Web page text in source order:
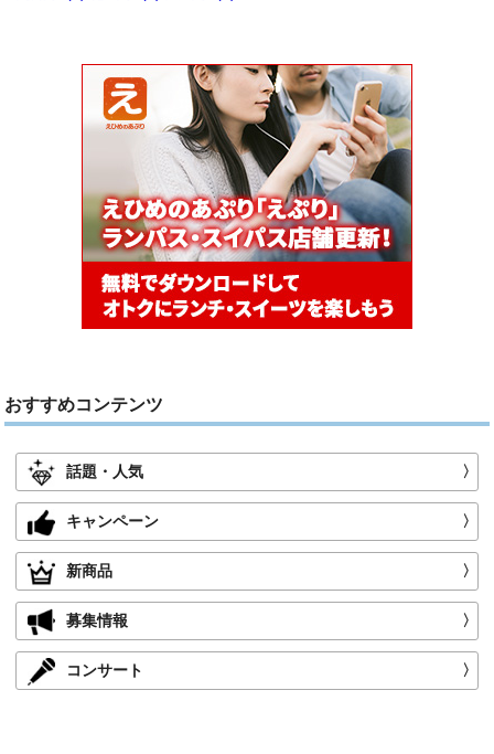
おすすめコンテンツ
話題・人気 〉
キャンペーン 〉
新商品 〉
募集情報 〉
コンサート 〉